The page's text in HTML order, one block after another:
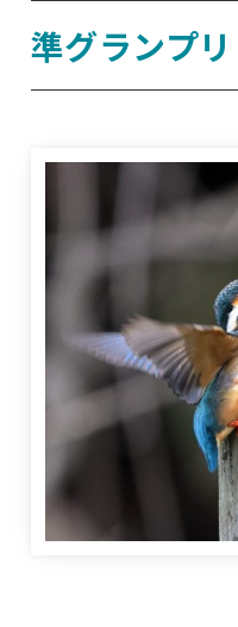
準グランプリ